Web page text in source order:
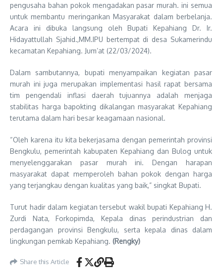
pengusaha bahan pokok mengadakan pasar murah. ini semua
untuk membantu meringankan Masyarakat dalam berbelanja.
Acara ini dibuka langsung oleh Bupati Kepahiang Dr. Ir.
Hidayattullah Sjahid.,MM.IPU bertempat di desa Sukamerindu
kecamatan Kepahiang. Jum’at (22/03/2024).
Dalam sambutannya, bupati menyampaikan kegiatan pasar
murah ini juga merupakan implementasi hasil rapat bersama
tim pengendali inflasi daerah tujuannya adalah menjaga
stabilitas harga bapokting dikalangan masyarakat Kepahiang
terutama dalam hari besar keagamaan nasional.
“Oleh karena itu kita bekerjasama dengan pemerintah provinsi
Bengkulu, pemerintah kabupaten Kepahiang dan Bulog untuk
menyelenggarakan pasar murah ini. Dengan harapan
masyarakat dapat memperoleh bahan pokok dengan harga
yang terjangkau dengan kualitas yang baik,” singkat Bupati.
Turut hadir dalam kegiatan tersebut wakil bupati Kepahiang H.
Zurdi Nata, Forkopimda, Kepala dinas perindustrian dan
perdagangan provinsi Bengkulu, serta kepala dinas dalam
lingkungan pemkab Kepahiang. (Rengky)
Share this Article